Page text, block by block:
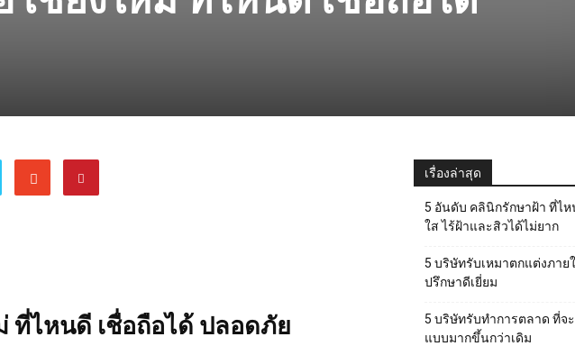
ที่ไหนดี เชื่อถือได้ ปลอดภัย
เรื่องล่าสุด
5 อันดับ คลินิกรักษาฝ้า ที่ไ
ใส ไร้ฝ้าและสิวได้ไม่ยาก
5 บริษัทรับเหมาตกแต่งภาย
ปรึกษาดีเยี่ยม
5 บริษัทรับทำการตลาด ที่จ
แบบมากขึ้นกว่าเดิม